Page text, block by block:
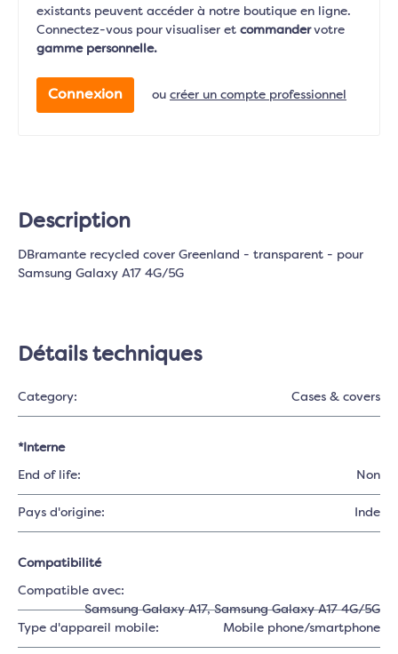
existants peuvent accéder à notre boutique en ligne.
Connectez-vous pour visualiser et commandervotre
gamme personnelle.
Connexion ou créer un compte professionnel
Description
DBramante recycled cover Greenland - transparent - pour
Samsung Galaxy A17 4G/5G
Détails techniques
Category: Cases & covers
*Interne
End of life: Non
Pays d'origine: Inde
Compatibilité
Compatible avec:
Samsung Galaxy A17, Samsung Galaxy A17 4G/5G
Type d'appareil mobile:
Mobile phone/smartphone